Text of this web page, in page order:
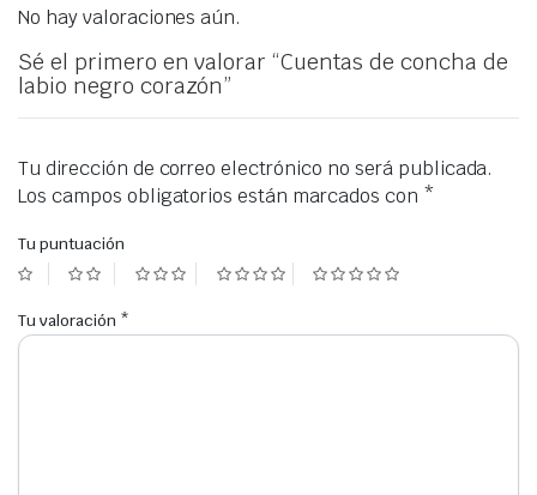
No hay valoraciones aún.
Sé el primero en valorar “Cuentas de concha de
labio negro corazón”
Tu dirección de correo electrónico no será publicada.
Los campos obligatorios están marcados con *
Tu puntuación
Tu valoración *